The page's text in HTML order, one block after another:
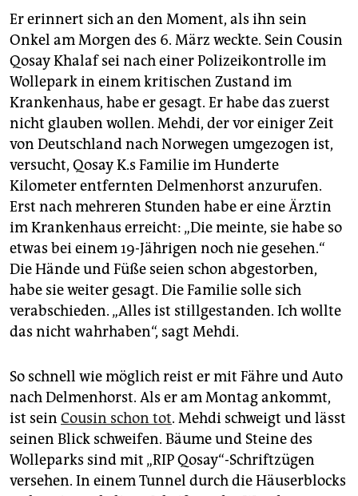
Er erinnert sich an den Moment, als ihn sein
Onkel am Morgen des 6. März weckte. Sein Cousin
Qosay Khalaf sei nach einer Polizei­kontrolle im
Wollepark in einem kritischen Zustand im
Krankenhaus, habe er gesagt. Er habe das zuerst
nicht glauben wollen. Mehdi, der vor einiger Zeit
von Deutschland nach Norwegen umgezogen ist,
versucht, Qosay K.s Familie im Hunderte
Kilometer entfernten Delmenhorst anzurufen.
Erst nach mehreren Stunden habe er eine Ärztin
im Krankenhaus erreicht: „Die meinte, sie habe so
etwas bei einem 19-Jährigen noch nie gesehen.“
Die Hände und Füße seien schon abgestorben,
habe sie weiter gesagt. Die Familie solle sich
verabschieden. „Alles ist stillgestanden. Ich wollte
das nicht wahrhaben“, sagt Mehdi.
So schnell wie möglich reist er mit Fähre und Auto
nach Delmenhorst. Als er am Montag ankommt,
ist sein Cousin schon tot. Mehdi schweigt und lässt
seinen Blick schweifen. Bäume und Steine des
Wolleparks sind mit „RIP Qosay“-Schriftzügen
versehen. In einem Tunnel durch die Häuserblocks